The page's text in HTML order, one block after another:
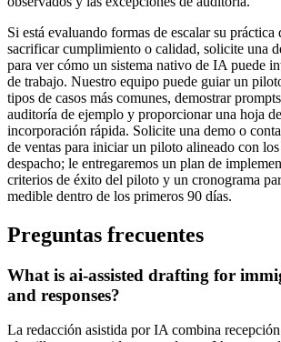
Si está evaluando formas de escalar su
sacrificar cumplimiento o calidad, solicite una
para ver cómo un sistema nativo de IA puede
de trabajo. Nuestro equipo puede guiar un
tipos de casos más comunes, demostrar
auditoría de ejemplo y proporcionar una hoja
incorporación rápida. Solicite una demo o
de ventas para iniciar un piloto alineado con
despacho; le entregaremos un plan de
criterios de éxito del piloto y un cronograma
medible dentro de los primeros 90 días.
Preguntas frecuentes
What is ai-assisted drafting for
and responses?
La redacción asistida por IA combina